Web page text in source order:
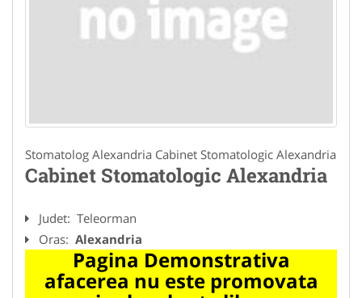
Stomatolog Alexandria Cabinet Stomatologic Alexandria
Cabinet Stomatologic Alexandria
Judet: Teleorman
Oras: Alexandria
Pagina Demonstrativa
afacerea nu este promovata